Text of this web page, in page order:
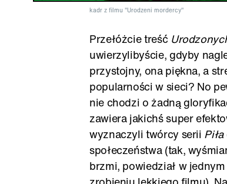
kadr z filmu "Urodzeni mordercy"
Przełóżcie treść
uwierzylibyście, gdyby
przystojny, ona piękna, a
popularności w sieci? No
nie chodzi o żadną
zawiera jakichś super
wyznaczyli twórcy serii Piła
społeczeństwa (tak,
brzmi, powiedział w